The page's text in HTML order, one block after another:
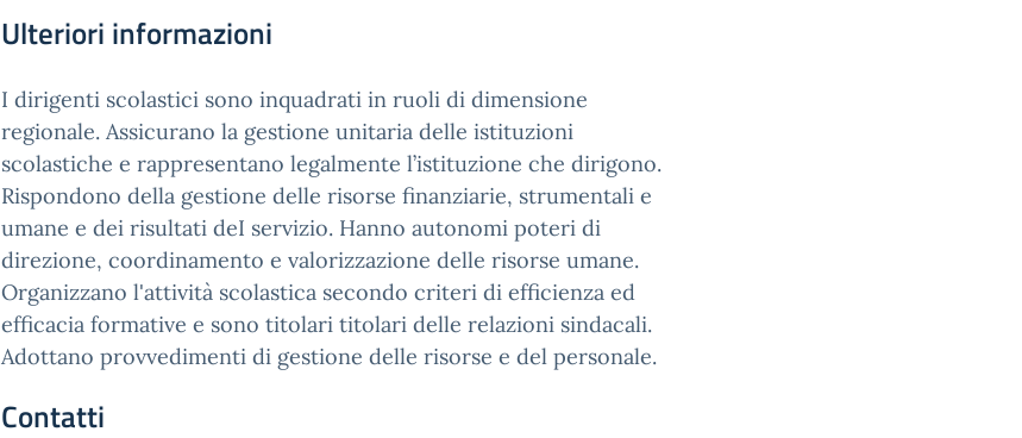
Ulteriori informazioni
I dirigenti scolastici sono inquadrati in ruoli di dimensione
regionale. Assicurano la gestione unitaria delle istituzioni
scolastiche e rappresentano legalmente l’istituzione che dirigono.
Rispondono della gestione delle risorse finanziarie, strumentali e
umane e dei risultati deI servizio. Hanno autonomi poteri di
direzione, coordinamento e valorizzazione delle risorse umane.
Organizzano l'attività scolastica secondo criteri di efficienza ed
efficacia formative e sono titolari titolari delle relazioni sindacali.
Adottano provvedimenti di gestione delle risorse e del personale.
Contatti